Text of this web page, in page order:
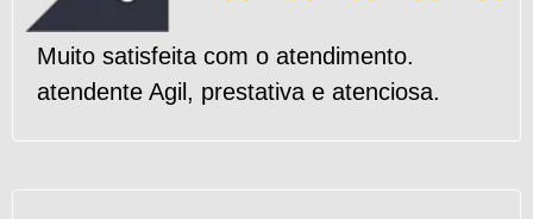
Muito satisfeita com o atendimento.
atendente Agil, prestativa e atenciosa.